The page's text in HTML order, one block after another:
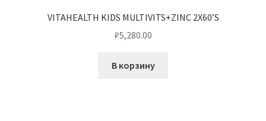
VITAHEALTH KIDS MULTIVITS+ZINC 2X60’S
₽5,280.00
В корзину